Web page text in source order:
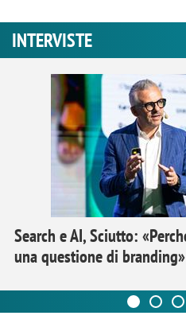
INTERVISTE
Search e AI, Sciutto:
una questione di branding»